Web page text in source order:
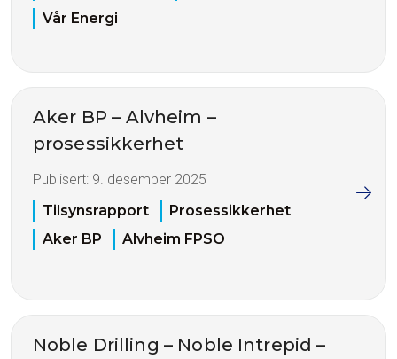
Vår Energi
Aker BP – Alvheim –
prosessikkerhet
Publisert: 9. desember 2025
Tilsynsrapport
Prosessikkerhet
Aker BP
Alvheim FPSO
Noble Drilling – Noble Intrepid –